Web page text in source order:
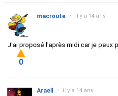
macroute • il y a 14 ans
J'ai proposé l'après midi car je peux
0
Araell • il y a 14 ans